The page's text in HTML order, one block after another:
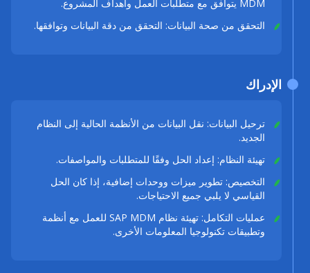
MDM يتوافق مع متطلبات العمل وأهداف المشروع.
التحقق من صحة البيانات: التحقق من دقة البيانات وتوافقها.
ترحيل البيانات: نقل البيانات من الأنظمة الحالية إلى النظام
الجديد.
تهيئة النظام: إعداد الحل وفقًا للمتطلبات والمواصفات.
التخصيص: تطوير ميزات ووحدات إضافية، إذا كان الحل
القياسي لا يلبي جميع الاحتياجات.
عمليات التكامل: تهيئة نظام SAP MDM للعمل مع أنظمة
وتطبيقات تكنولوجيا المعلومات الأخرى.
الإدراك